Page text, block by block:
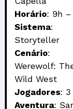
Horário: 9h –
Sistema:
Storyteller
Cenário:
Werewolf:
Wild West
Jogadores: 3
Aventura: